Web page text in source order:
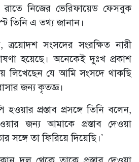
রাতে নিজের ভেরিফায়েড ফেসবুক
তিনি এ তথ্য জানান।
ত্রয়োদশ সংসদের সংরক্ষিত নারী
হয়েছে। অনেকেই দুঃখ প্রকাশ
লিখেছেন যে আমি সংসদে থাকছি
জন্য কৃতজ্ঞ।
প্রস্তাব প্রসঙ্গে তিনি বলেন,
জন্য আমাকে প্রস্তাব দেওয়া
তা ফিরিয়ে দিয়েছি।’